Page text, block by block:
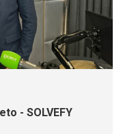
- SOLVEFY